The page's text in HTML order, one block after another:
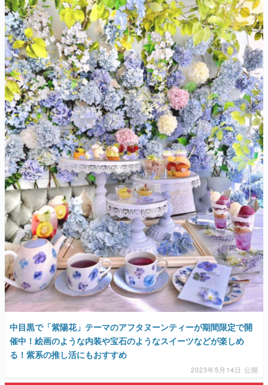
中目黒で「紫陽花」テーマのアフタヌーンティーが期間限定で開
催中！絵画のような内装や宝石のようなスイーツなどが楽しめ
る！紫系の推し活にもおすすめ
2023年5月14日 公開